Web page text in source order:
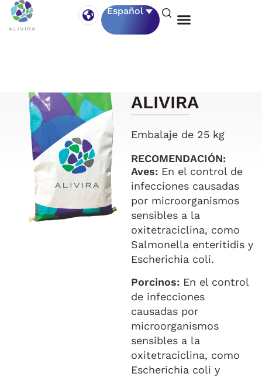
Español
ALIVIRA
Embalaje de 25 kg
RECOMENDACIÓN:
Aves: En el control de
infecciones causadas
por microorganismos
sensibles a la
oxitetraciclina, como
Salmonella enteritidis y
Escherichia coli.
Porcinos: En el control
de infecciones
causadas por
microorganismos
sensibles a la
oxitetraciclina, como
Escherichia coli y